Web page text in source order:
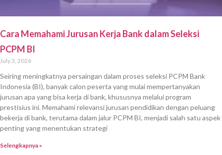
Cara Memahami Jurusan Kerja Bank dalam Seleksi
PCPM BI
July 3, 2026
Seiring meningkatnya persaingan dalam proses seleksi PCPM Bank
Indonesia (BI), banyak calon peserta yang mulai mempertanyakan
jurusan apa yang bisa kerja di bank, khususnya melalui program
prestisius ini. Memahami relevansi jurusan pendidikan dengan peluang
bekerja di bank, terutama dalam jalur PCPM BI, menjadi salah satu aspek
penting yang menentukan strategi
Selengkapnya »